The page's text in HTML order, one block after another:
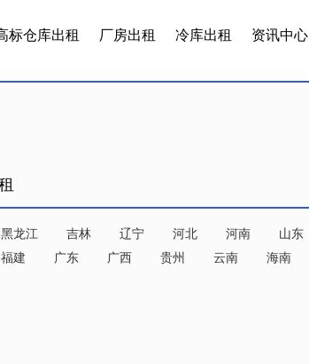
标仓库出租 厂房出租 冷库出租 资讯中心
黑龙江 吉林 辽宁 河北 河南 山东
福建 广东 广西 贵州 云南 海南